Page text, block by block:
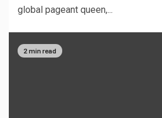
global pageant queen,...
2 min read